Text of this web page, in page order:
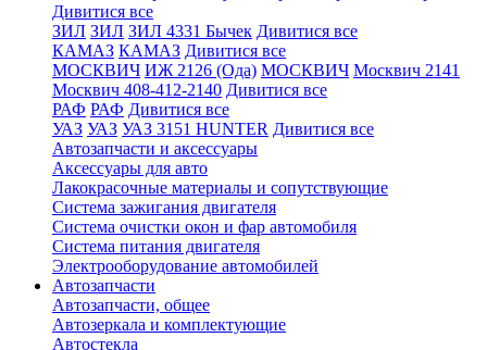
Дивитися все
ЗИЛ ЗИЛ ЗИЛ 4331 Бычек Дивитися все
КАМАЗ КАМАЗ Дивитися все
МОСКВИЧ ИЖ 2126 (Ода) МОСКВИЧ Москвич 2141
Москвич 408-412-2140 Дивитися все
РАФ РАФ Дивитися все
УАЗ УАЗ УАЗ 3151 HUNTER Дивитися все
Автозапчасти и аксессуары
Аксессуары для авто
Лакокрасочные материалы и сопутствующие
Система зажигания двигателя
Система очистки окон и фар автомобиля
Система питания двигателя
Электрооборудование автомобилей
Автозапчасти
Автозапчасти, общее
Автозеркала и комплектующие
Автостекла